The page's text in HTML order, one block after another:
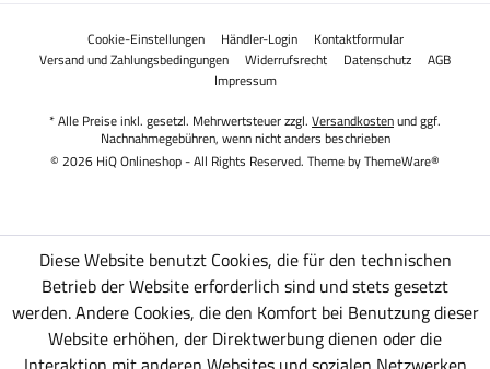
Cookie-Einstellungen Händler-Login
Kontaktformular
Versand und Zahlungsbedingungen
Widerrufsrecht Datenschutz
AGB
Impressum
* Alle Preise inkl. gesetzl. Mehrwertsteuer zzgl. Versandkostenund ggf.
Nachnahmegebühren, wenn nicht anders beschrieben
© 2026 HiQ Onlineshop - All Rights Reserved. Theme byThemeWare®
Diese Website benutzt Cookies, die für den technischen
Betrieb der Website erforderlich sind und stets gesetzt
werden. Andere Cookies, die den Komfort bei Benutzung dieser
Website erhöhen, der Direktwerbung dienen oder die